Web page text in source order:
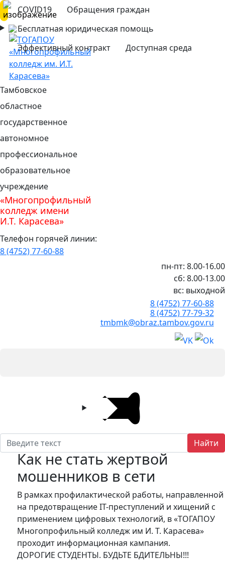
COVID19
Обращения граждан
Бесплатная юридическая помощь
Эффективный контракт
Доступная среда
Тамбовское
областное
государственное
автономное
профессиональное
образовательное
учреждение
«Многопрофильный
колледж имени
И.Т. Карасева»
Телефон горячей линии:
8 (4752) 77-60-88
пн-пт: 8.00-16.00
сб: 8.00-13.00
вс: выходной
8 (4752) 77-60-88
8 (4752) 77-79-32
tmbmk@obraz.tambov.gov.ru
Найти
Как не стать жертвой
мошенников в сети
В рамках профилактической работы, направленной
на предотвращение IT-преступлений и хищений с
применением цифровых технологий, в «ТОГАПОУ
Многопрофильный колледж им И. Т. Карасева»
проходит информационная кампания.
ДОРОГИЕ СТУДЕНТЫ. БУДЬТЕ БДИТЕЛЬНЫ!!!